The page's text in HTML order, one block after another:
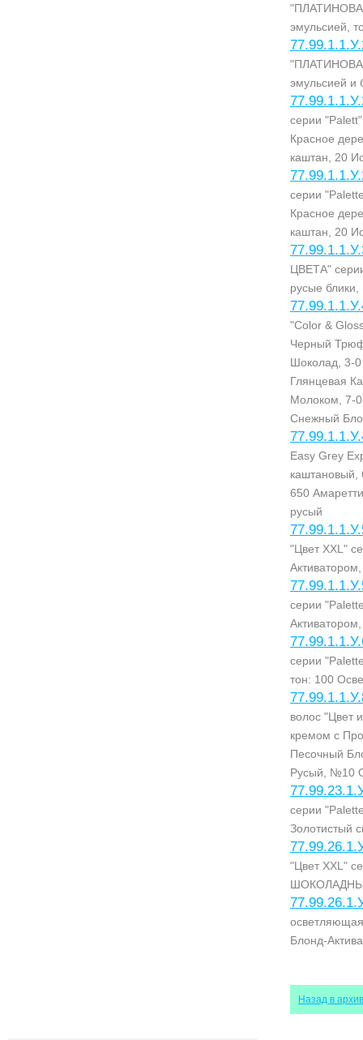
эмульсией,
эмульсией и
серии
Красное
каштан, 20
серии
Красное
каштан, 20
ЦВЕТА"
русые
"Color &
Черный
Шоколад, 3-0
Глянцевая
Молоком, 7-
Снежный
Easy Grey
каштановый,
650
русый
"Цвет XXL"
серии
серии
тон: 100
волос "Цвет
кремом с
Песочный
Русый, №10
серии
Золотистый
"Цвет XXL"
Блонд-
Назад в архив